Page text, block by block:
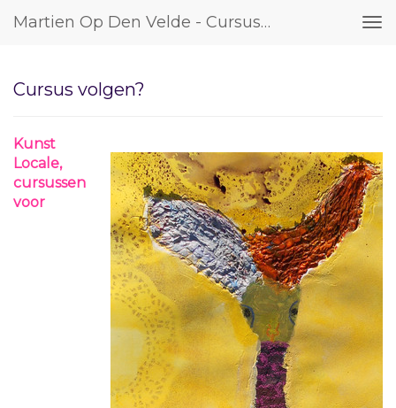
Martien Op Den Velde - Cursus Volgen?
Cursus volgen?
Kunst
Locale,
cursussen
voor